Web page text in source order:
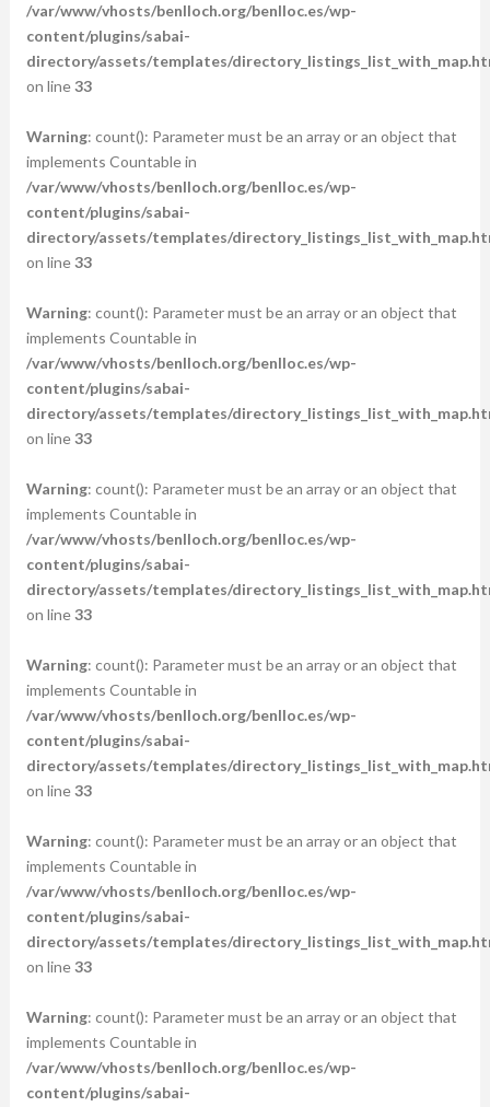
/var/www/vhosts/benlloch.org/benlloc.es/wp-
content/plugins/sabai-
directory/assets/templates/
on line33
Warning: count(): Parameter must be an array or an object that
implements Countable in
/var/www/vhosts/benlloch.org/benlloc.es/wp-
content/plugins/sabai-
directory/assets/templates/
on line33
Warning: count(): Parameter must be an array or an object that
implements Countable in
/var/www/vhosts/benlloch.org/benlloc.es/wp-
content/plugins/sabai-
directory/assets/templates/
on line33
Warning: count(): Parameter must be an array or an object that
implements Countable in
/var/www/vhosts/benlloch.org/benlloc.es/wp-
content/plugins/sabai-
directory/assets/templates/
on line33
Warning: count(): Parameter must be an array or an object that
implements Countable in
/var/www/vhosts/benlloch.org/benlloc.es/wp-
content/plugins/sabai-
directory/assets/templates/
on line33
Warning: count(): Parameter must be an array or an object that
implements Countable in
/var/www/vhosts/benlloch.org/benlloc.es/wp-
content/plugins/sabai-
directory/assets/templates/
on line33
Warning: count(): Parameter must be an array or an object that
implements Countable in
/var/www/vhosts/benlloch.org/benlloc.es/wp-
content/plugins/sabai-